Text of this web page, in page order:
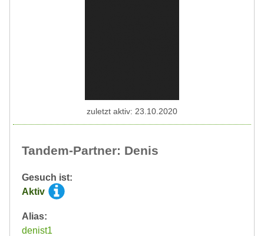
Tandem-Partner: Denis
Gesuch ist:
Aktiv
Alias:
denist1
zuletzt aktiv: 23.10.2020